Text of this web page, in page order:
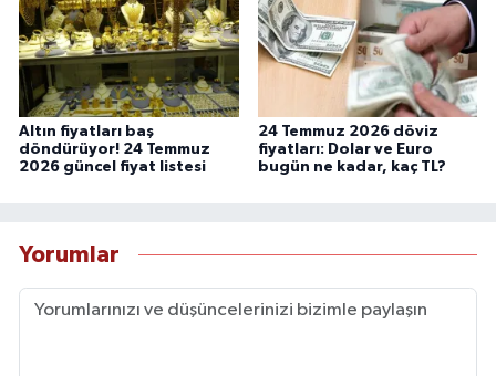
Altın fiyatları baş
döndürüyor! 24 Temmuz
2026 güncel fiyat listesi
24 Temmuz 2026 döviz
fiyatları: Dolar ve Euro
bugün ne kadar, kaç TL?
Yorumlar